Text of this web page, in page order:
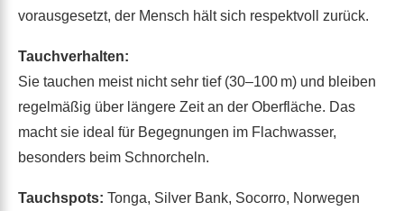
vorausgesetzt, der Mensch hält sich respektvoll zurück.
Tauchverhalten:
Sie tauchen meist nicht sehr tief (30–100 m) und bleiben
regelmäßig über längere Zeit an der Oberfläche. Das
macht sie ideal für Begegnungen im Flachwasser,
besonders beim Schnorcheln.
Tauchspots: Tonga, Silver Bank, Socorro, Norwegen